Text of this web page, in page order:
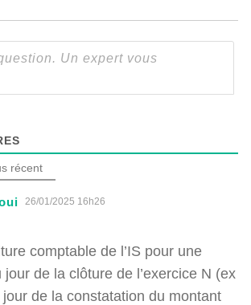
récent
26/01/2025 16h26
comptable de l’IS pour une
de la clôture de l’exercice N (ex
de la constatation du montant